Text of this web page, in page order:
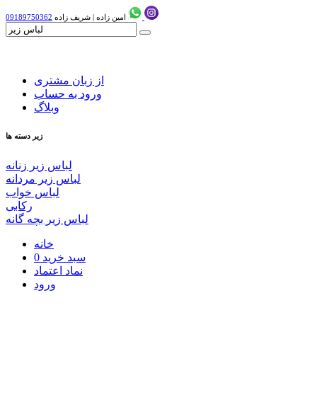
09189750362 امین زاده | شریف زاده
از زبان مشتری
ورود به حساب
وبلاگ
زیر دسته ها
لباس زیر زنانه
لباس زیر مردانه
لباس خواب
رکابی
لباس زیر بچه گانه
خانه
0 سبد خرید
نماد اعتماد
ورود